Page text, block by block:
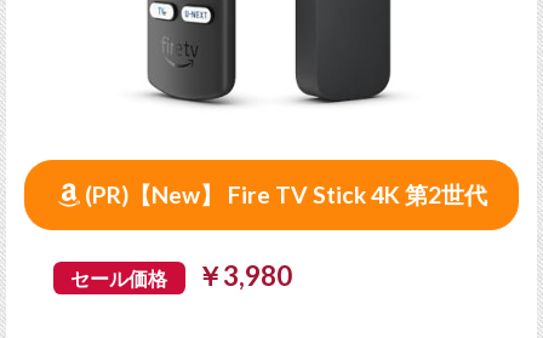
(PR)【New】 Fire TV Stick 4K 第2世代
セール価格 ￥3,980